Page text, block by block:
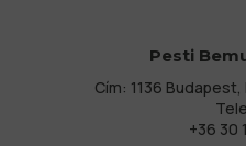
Pesti
Cím: 1136
+36 30